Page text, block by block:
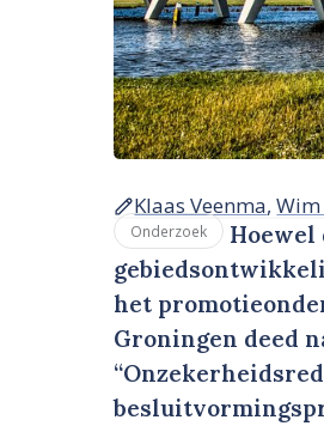
Klaas Veenma,Wim
Onderzoek
Hoewel
het
Groningen deed